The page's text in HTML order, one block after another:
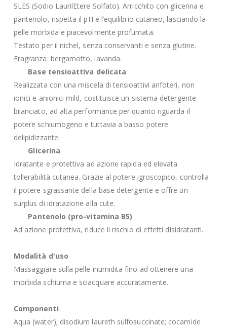
SLES (Sodio LaurilEtere Solfato). Arricchito con glicerina e
pantenolo, rispetta il pH e l’equilibrio cutaneo, lasciando la
pelle morbida e piacevolmente profumata.
Testato per il nichel, senza conservanti e senza glutine.
Fragranza: bergamotto, lavanda.
Base tensioattiva delicata
Realizzata con una miscela di tensioattivi anfoteri, non
ionici e anionici mild, costituisce un sistema detergente
bilanciato, ad alta performance per quanto riguarda il
potere schiumogeno e tuttavia a basso potere
delipidizzante.
Glicerina
Idratante e protettiva ad azione rapida ed elevata
tollerabilità cutanea. Grazie al potere igroscopico, controlla
il potere sgrassante della base detergente e offre un
surplus di idratazione alla cute.
Pantenolo (pro-vitamina B5)
Ad azione protettiva, riduce il rischio di effetti disidratanti.
Modalità d'uso
Massaggiare sulla pelle inumidita fino ad ottenere una
morbida schiuma e sciacquare accuratamente.
Componenti
Aqua (water); disodium laureth sulfosuccinate; cocamide